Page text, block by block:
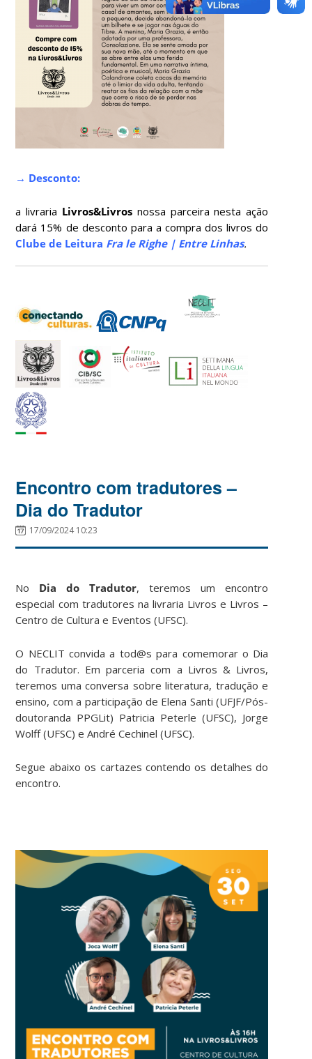
→ Desconto:
a livraria Livros&Livros nossa parceira nesta ação
dará 15% de desconto para a compra dos livros do
Clube de Leitura Fra le Righe | Entre Linhas.
Encontro com tradutores –
Dia do Tradutor
17/09/2024 10:23
No Dia do Tradutor, teremos um encontro
especial com tradutores na livraria Livros e Livros –
Centro de Cultura e Eventos (UFSC).
O NECLIT convida a tod@s para comemorar o Dia
do Tradutor. Em parceria com a Livros & Livros,
teremos uma conversa sobre literatura, tradução e
ensino, com a participação de Elena Santi (UFJF/Pós-
doutoranda PPGLit) Patricia Peterle (UFSC), Jorge
Wolff (UFSC) e André Cechinel (UFSC).
Segue abaixo os cartazes contendo os detalhes do
encontro.